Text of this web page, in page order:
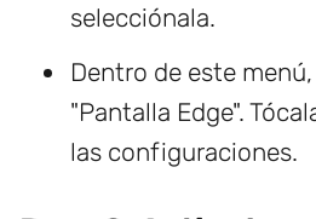
selecciónala.
Dentro de este
"Pantalla Edge".
las configuraciones.